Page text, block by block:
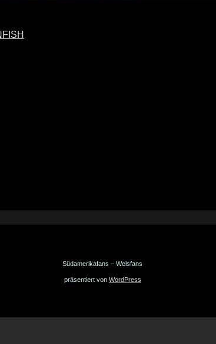
Südamerikafans – Welsfans
präsentiert von WordPress